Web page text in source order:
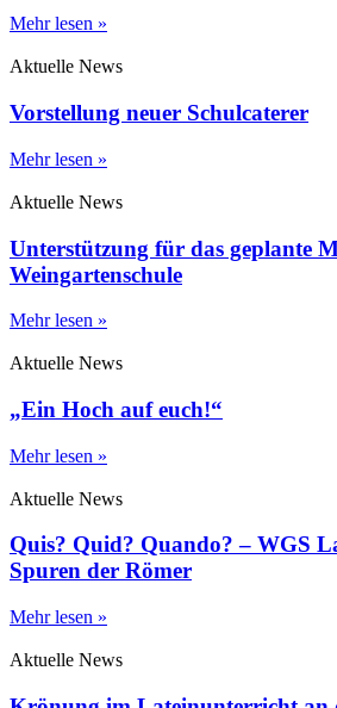
Mehr lesen »
Aktuelle News
Vorstellung neuer Schulcaterer
Mehr lesen »
Aktuelle News
Unterstützung für das geplante
Weingartenschule
Mehr lesen »
Aktuelle News
„Ein Hoch auf euch!“
Mehr lesen »
Aktuelle News
Quis? Quid? Quando? – WGS
Spuren der Römer
Mehr lesen »
Aktuelle News